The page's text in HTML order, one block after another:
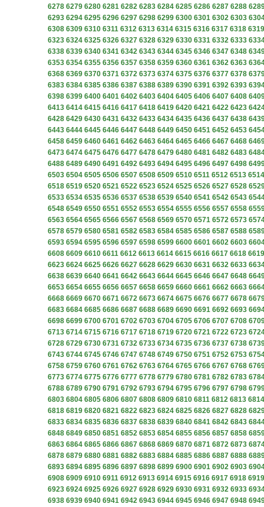
6278 6279 6280 6281 6282 6283 6284 6285 6286 6287 6288
6293 6294 6295 6296 6297 6298 6299 6300 6301 6302 6303
6308 6309 6310 6311 6312 6313 6314 6315 6316 6317 6318 6319
6323 6324 6325 6326 6327 6328 6329 6330 6331 6332 6333
6338 6339 6340 6341 6342 6343 6344 6345 6346 6347 6348
6353 6354 6355 6356 6357 6358 6359 6360 6361 6362 6363
6368 6369 6370 6371 6372 6373 6374 6375 6376 6377 6378
6383 6384 6385 6386 6387 6388 6389 6390 6391 6392 6393
6398 6399 6400 6401 6402 6403 6404 6405 6406 6407 6408
6413 6414 6415 6416 6417 6418 6419 6420 6421 6422 6423
6428 6429 6430 6431 6432 6433 6434 6435 6436 6437 6438
6443 6444 6445 6446 6447 6448 6449 6450 6451 6452 6453
6458 6459 6460 6461 6462 6463 6464 6465 6466 6467 6468
6473 6474 6475 6476 6477 6478 6479 6480 6481 6482 6483
6488 6489 6490 6491 6492 6493 6494 6495 6496 6497 6498
6503 6504 6505 6506 6507 6508 6509 6510 6511 6512 6513 6514
6518 6519 6520 6521 6522 6523 6524 6525 6526 6527 6528
6533 6534 6535 6536 6537 6538 6539 6540 6541 6542 6543
6548 6549 6550 6551 6552 6553 6554 6555 6556 6557 6558
6563 6564 6565 6566 6567 6568 6569 6570 6571 6572 6573
6578 6579 6580 6581 6582 6583 6584 6585 6586 6587 6588
6593 6594 6595 6596 6597 6598 6599 6600 6601 6602 6603
6608 6609 6610 6611 6612 6613 6614 6615 6616 6617 6618 6619
6623 6624 6625 6626 6627 6628 6629 6630 6631 6632 6633
6638 6639 6640 6641 6642 6643 6644 6645 6646 6647 6648
6653 6654 6655 6656 6657 6658 6659 6660 6661 6662 6663
6668 6669 6670 6671 6672 6673 6674 6675 6676 6677 6678
6683 6684 6685 6686 6687 6688 6689 6690 6691 6692 6693
6698 6699 6700 6701 6702 6703 6704 6705 6706 6707 6708
6713 6714 6715 6716 6717 6718 6719 6720 6721 6722 6723
6728 6729 6730 6731 6732 6733 6734 6735 6736 6737 6738
6743 6744 6745 6746 6747 6748 6749 6750 6751 6752 6753
6758 6759 6760 6761 6762 6763 6764 6765 6766 6767 6768
6773 6774 6775 6776 6777 6778 6779 6780 6781 6782 6783
6788 6789 6790 6791 6792 6793 6794 6795 6796 6797 6798
6803 6804 6805 6806 6807 6808 6809 6810 6811 6812 6813 6814
6818 6819 6820 6821 6822 6823 6824 6825 6826 6827 6828
6833 6834 6835 6836 6837 6838 6839 6840 6841 6842 6843
6848 6849 6850 6851 6852 6853 6854 6855 6856 6857 6858
6863 6864 6865 6866 6867 6868 6869 6870 6871 6872 6873
6878 6879 6880 6881 6882 6883 6884 6885 6886 6887 6888
6893 6894 6895 6896 6897 6898 6899 6900 6901 6902 6903
6908 6909 6910 6911 6912 6913 6914 6915 6916 6917 6918 6919
6923 6924 6925 6926 6927 6928 6929 6930 6931 6932 6933
6938 6939 6940 6941 6942 6943 6944 6945 6946 6947 6948